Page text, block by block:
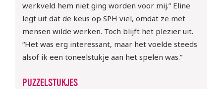
werkveld hem niet ging worden voor mij.” Eline
legt uit dat de keus op SPH viel, omdat ze met
mensen wilde werken. Toch blijft het plezier uit.
“Het was erg interessant, maar het voelde steeds
alsof ik een toneelstukje aan het spelen was.”
PUZZELSTUKJES